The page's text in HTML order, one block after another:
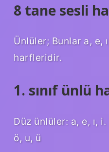
8 tane sesli
Ünlüler; Bunlar a, e,
harfleridir.
1. sınıf ünlü
Düz ünlüler: a, e, ı,
ö, u, ü